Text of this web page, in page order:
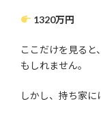
1320万円
ここだけを見ると
もしれません。
しかし、持ち家に